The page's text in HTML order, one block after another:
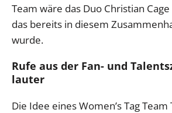
Team wäre das Duo Christian
das bereits in diesem
wurde.
Rufe aus der Fan- und
lauter
Die Idee eines Women’s Tag